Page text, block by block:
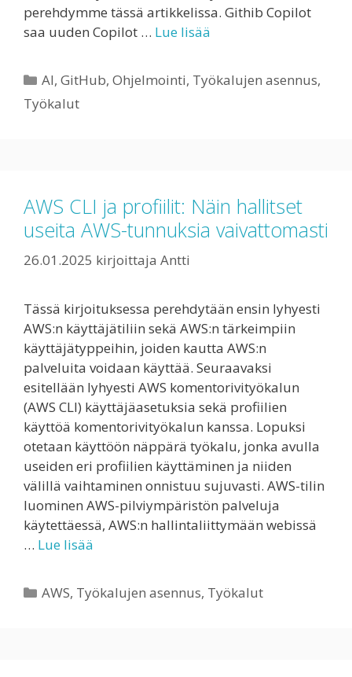
perehdymme tässä artikkelissa. Githib Copilot
saa uuden Copilot … Lue lisää
Kategoriat
AI,GitHub,Ohjelmointi, Työkalujen asennus,
Työkalut
AWS CLI ja profiilit: Näin hallitset
useita AWS-tunnuksia vaivattomasti
26.01.2025 kirjoittaja Antti
Tässä kirjoituksessa perehdytään ensin lyhyesti
AWS:n käyttäjätiliin sekä AWS:n tärkeimpiin
käyttäjätyppeihin, joiden kautta AWS:n
palveluita voidaan käyttää. Seuraavaksi
esitellään lyhyesti AWS komentorivityökalun
(AWS CLI) käyttäjäasetuksia sekä profiilien
käyttöä komentorivityökalun kanssa. Lopuksi
otetaan käyttöön näppärä työkalu, jonka avulla
useiden eri profiilien käyttäminen ja niiden
välillä vaihtaminen onnistuu sujuvasti. AWS-tilin
luominen AWS-pilviympäristön palveluja
käytettäessä, AWS:n hallintaliittymään webissä
… Lue lisää
Kategoriat
AWS, Työkalujen asennus, Työkalut